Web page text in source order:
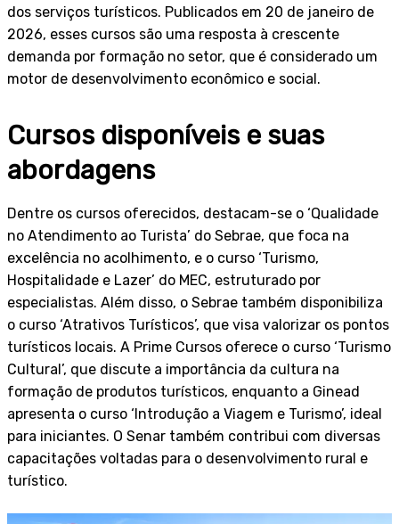
dos serviços turísticos. Publicados em 20 de janeiro de
2026, esses cursos são uma resposta à crescente
demanda por formação no setor, que é considerado um
motor de desenvolvimento econômico e social.
Cursos disponíveis e suas
abordagens
Dentre os cursos oferecidos, destacam-se o ‘Qualidade
no Atendimento ao Turista’ do Sebrae, que foca na
excelência no acolhimento, e o curso ‘Turismo,
Hospitalidade e Lazer’ do MEC, estruturado por
especialistas. Além disso, o Sebrae também disponibiliza
o curso ‘Atrativos Turísticos’, que visa valorizar os pontos
turísticos locais. A Prime Cursos oferece o curso ‘Turismo
Cultural’, que discute a importância da cultura na
formação de produtos turísticos, enquanto a Ginead
apresenta o curso ‘Introdução a Viagem e Turismo’, ideal
para iniciantes. O Senar também contribui com diversas
capacitações voltadas para o desenvolvimento rural e
turístico.